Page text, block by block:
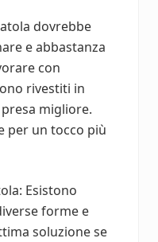
dovrebbe
e abbastanza
con
rivestiti in
migliore.
per un tocco più
Esistono
forme e
soluzione se